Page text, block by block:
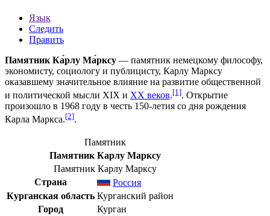
Язык
Следить
Править
Памятник Ка́рлу Ма́рксу — памятник немецкому философу,
экономисту, социологу и публицисту, Карлу Марксу
оказавшему значительное влияние на развитие общественной
и политической мысли XIX и XX веков.[1]. Открытие
произошло в 1968 году в честь 150-летия со дня рождения
Карла Маркса.[2].
Памятник
Памятник Карлу Марксу
Памятник Карлу Марксу
Страна
Россия
Курганская область Курганский район
Город
Курган